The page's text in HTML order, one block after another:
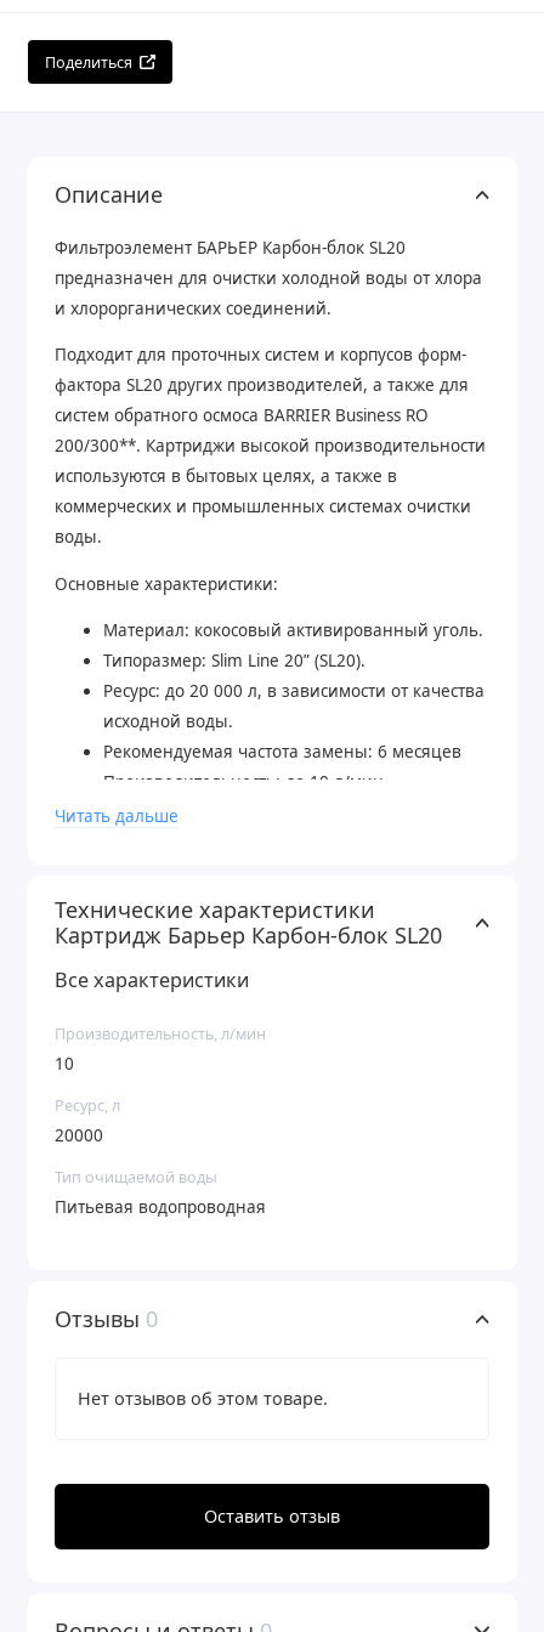
Поделиться
Описание
Фильтроэлемент БАРЬЕР Карбон-блок SL20
предназначен для очистки холодной воды от хлора
и хлорорганических соединений.
Подходит для проточных систем и корпусов форм-
фактора SL20 других производителей, а также для
систем обратного осмоса BARRIER Business RO
200/300**. Картриджи высокой производительности
используются в бытовых целях, а также в
коммерческих и промышленных системах очистки
воды.
Основные характеристики:
Материал: кокосовый активированный уголь.
Типоразмер: Slim Line 20” (SL20).
Ресурс: до 20 000 л, в зависимости от качества
исходной воды.
Рекомендуемая частота замены: 6 месяцев
Производительность: до 10 л/мин
Страна производства: Россия
Читать дальше
Технические характеристики
Картридж Барьер Карбон-блок SL20
Все характеристики
Производительность, л/мин
10
Ресурс, л
20000
Тип очищаемой воды
Питьевая водопроводная
Отзывы 0
Нет отзывов об этом товаре.
Оставить отзыв